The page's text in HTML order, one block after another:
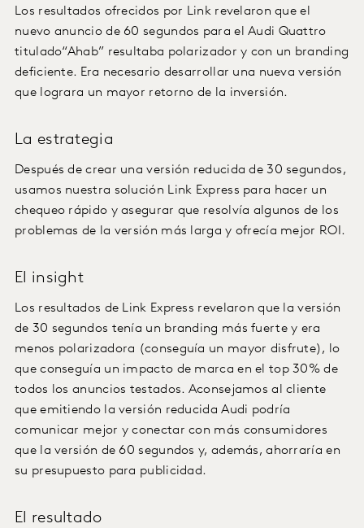
Los resultados ofrecidos por Link revelaron que el
nuevo anuncio de 60 segundos para el Audi Quattro
titulado“Ahab” resultaba polarizador y con un branding
deficiente. Era necesario desarrollar una nueva versión
que lograra un mayor retorno de la inversión.
La estrategia
Después de crear una versión reducida de 30 segundos,
usamos nuestra solución Link Express para hacer un
chequeo rápido y asegurar que resolvía algunos de los
problemas de la versión más larga y ofrecía mejor ROI.
El insight
Los resultados de Link Express revelaron que la versión
de 30 segundos tenía un branding más fuerte y era
menos polarizadora (conseguía un mayor disfrute), lo
que conseguía un impacto de marca en el top 30% de
todos los anuncios testados. Aconsejamos al cliente
que emitiendo la versión reducida Audi podría
comunicar mejor y conectar con más consumidores
que la versión de 60 segundos y, además, ahorraría en
su presupuesto para publicidad.
El resultado